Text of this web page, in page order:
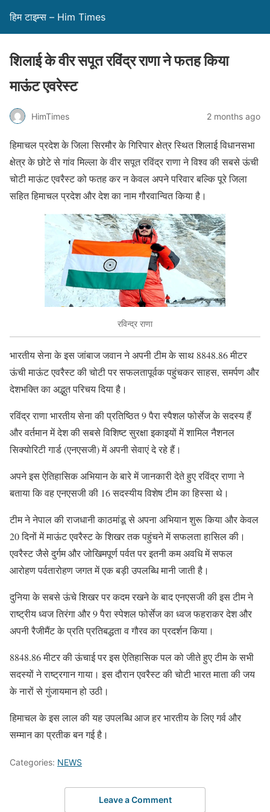
हिम टाइम्स – Him Times
शिलाई के वीर सपूत रविंद्र राणा ने फतह किया
माऊंट एवरेस्ट
HimTimes 2 months ago
हिमाचल प्रदेश के जिला सिरमौर के गिरिपार क्षेत्र स्थित शिलाई विधानसभा
क्षेत्र के छोटे से गांव मिल्ला के वीर सपूत रविंद्र राणा ने विश्व की सबसे ऊंची
चोटी माऊंट एवरैस्ट को फतह कर न केवल अपने परिवार बल्कि पूरे जिला
सहित हिमाचल प्रदेश और देश का नाम गौरवान्वित किया है।
रविन्द्र राणा
भारतीय सेना के इस जांबाज जवान ने अपनी टीम के साथ 8848.86 मीटर
ऊंची माऊंट एवरैस्ट की चोटी पर सफलतापूर्वक पहुंचकर साहस, समर्पण और
देशभक्ति का अद्भुत परिचय दिया है।
रविंद्र राणा भारतीय सेना की प्रतिष्ठित 9 पैरा स्पैशल फोर्सेज के सदस्य हैं
और वर्तमान में देश की सबसे विशिष्ट सुरक्षा इकाइयों में शामिल नैशनल
सिक्योरिटी गार्ड (एनएसजी) में अपनी सेवाएं दे रहे हैं।
अपने इस ऐतिहासिक अभियान के बारे में जानकारी देते हुए रविंद्र राणा ने
बताया कि वह एनएसजी की 16 सदस्यीय विशेष टीम का हिस्सा थे।
टीम ने नेपाल की राजधानी काठमांडू से अपना अभियान शुरू किया और केवल
20 दिनों में माऊंट एवरैस्ट के शिखर तक पहुंचने में सफलता हासिल की।
एवरैस्ट जैसे दुर्गम और जोखिमपूर्ण पर्वत पर इतनी कम अवधि में सफल
आरोहण पर्वतारोहण जगत में एक बड़ी उपलब्धि मानी जाती है।
दुनिया के सबसे ऊंचे शिखर पर कदम रखने के बाद एनएसजी की इस टीम ने
राष्ट्रीय ध्वज तिरंगा और 9 पैरा स्पेशल फोर्सेज का ध्वज फहराकर देश और
अपनी रैजीमैंट के प्रति प्रतिबद्धता व गौरव का प्रदर्शन किया।
8848.86 मीटर की ऊंचाई पर इस ऐतिहासिक पल को जीते हुए टीम के सभी
सदस्यों ने राष्ट्रगान गाया। इस दौरान एवरैस्ट की चोटी भारत माता की जय
के नारों से गुंजायमान हो उठी।
हिमाचल के इस लाल की यह उपलब्धि आज हर भारतीय के लिए गर्व और
सम्मान का प्रतीक बन गई है।
Categories: NEWS
Leave a Comment